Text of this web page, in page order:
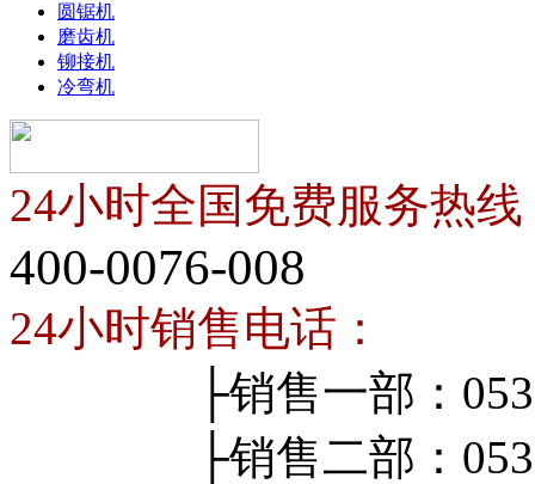
圆锯机
磨齿机
铆接机
冷弯机
24小时全国免费服务热线
400-0076-008
24小时销售电话：
├销售一部：0536-
├销售二部：0536-